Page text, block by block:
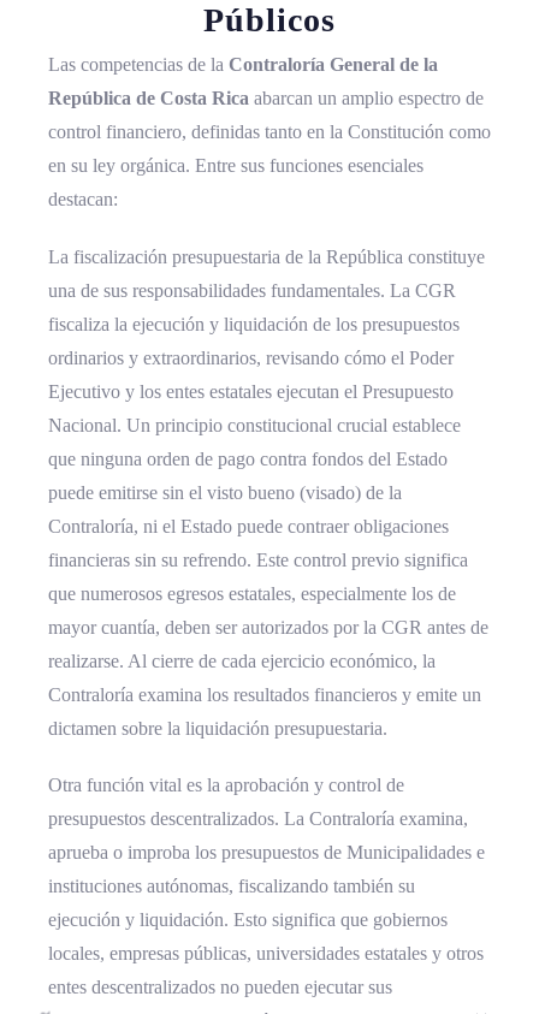
Públicos
Las competencias de la Contraloría General de la
República de Costa Rica abarcan un amplio espectro de
control financiero, definidas tanto en la Constitución como
en su ley orgánica. Entre sus funciones esenciales
destacan:
La fiscalización presupuestaria de la República constituye
una de sus responsabilidades fundamentales. La CGR
fiscaliza la ejecución y liquidación de los presupuestos
ordinarios y extraordinarios, revisando cómo el Poder
Ejecutivo y los entes estatales ejecutan el Presupuesto
Nacional. Un principio constitucional crucial establece
que ninguna orden de pago contra fondos del Estado
puede emitirse sin el visto bueno (visado) de la
Contraloría, ni el Estado puede contraer obligaciones
financieras sin su refrendo. Este control previo significa
que numerosos egresos estatales, especialmente los de
mayor cuantía, deben ser autorizados por la CGR antes de
realizarse. Al cierre de cada ejercicio económico, la
Contraloría examina los resultados financieros y emite un
dictamen sobre la liquidación presupuestaria.
Otra función vital es la aprobación y control de
presupuestos descentralizados. La Contraloría examina,
aprueba o improba los presupuestos de Municipalidades e
instituciones autónomas, fiscalizando también su
ejecución y liquidación. Esto significa que gobiernos
locales, empresas públicas, universidades estatales y otros
entes descentralizados no pueden ejecutar sus